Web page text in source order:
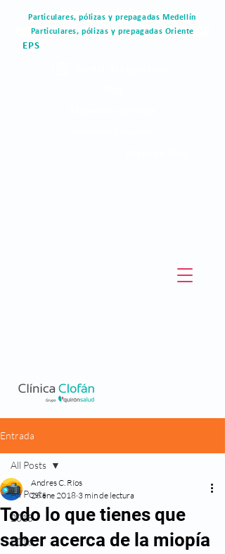
Particulares, pólizas y prepagadas Medellín
Particulares, pólizas y prepagadas Oriente
EPS
Entrada
All Posts
2015
2016
All Posts
Todo lo que tienes que
saber acerca de la miopía
Andres C. Ríos
26 ene 2018 3 min de lectura